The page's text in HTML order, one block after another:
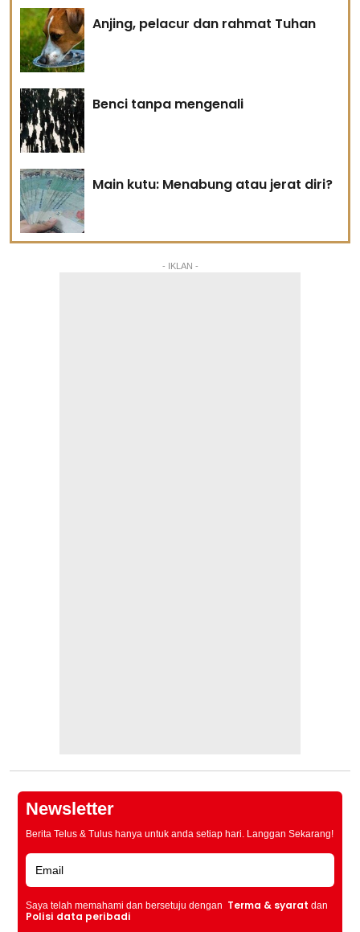
Anjing, pelacur dan rahmat Tuhan
Benci tanpa mengenali
Main kutu: Menabung atau jerat diri?
- IKLAN -
Newsletter
Berita Telus & Tulus hanya untuk anda setiap hari. Langgan Sekarang!
Saya telah memahami dan bersetuju dengan Terma & syarat dan
Polisi data peribadi